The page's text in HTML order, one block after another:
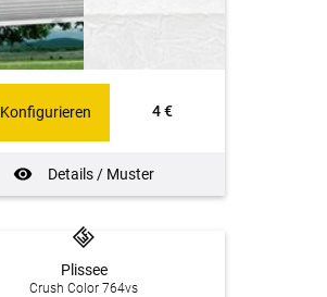
4 €
Details / Muster
Konfigurieren
Plissee
Crush Color 764vs